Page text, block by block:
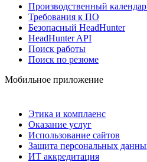
Производственный
Требования к ПО
Безопасный HeadHunter
HeadHunter API
Поиск работы
Поиск по резюме
Мобильное приложение
Этика и комплаенс
Оказание услуг
Использование сайтов
Защита персональных
ИТ аккредитация